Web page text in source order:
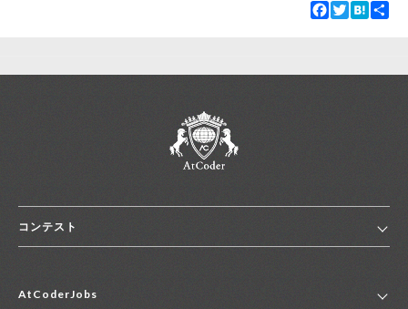
Facebook
TwitterHatena
コンテスト
コンテスト一覧
AtCoderJobs